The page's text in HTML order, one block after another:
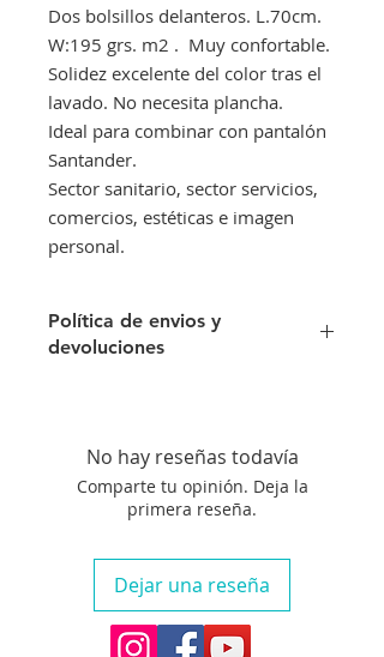
Dos bolsillos delanteros. L.70cm.
W:195 grs. m2 . Muy confortable.
Solidez excelente del color tras el
lavado. No necesita plancha.
Ideal para combinar con pantalón
Santander.
Sector sanitario, sector servicios,
comercios, estéticas e imagen
personal.
Política de envios y
devoluciones
concepto de transporte.
Si no queda satisfecho con su
compra aceptamos su devolución
haya sido manipulado y siempre
que nos avise en un plazo máximo
de diez días.
No hay reseñas todavía
Comparte tu opinión. Deja la
primera reseña.
Dejar una reseña